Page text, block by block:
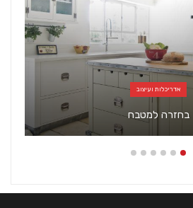
כל מה שחם בנדל"ן
את המטבח הביתי בקרוב? רגע לפני
הרכישה אשר…